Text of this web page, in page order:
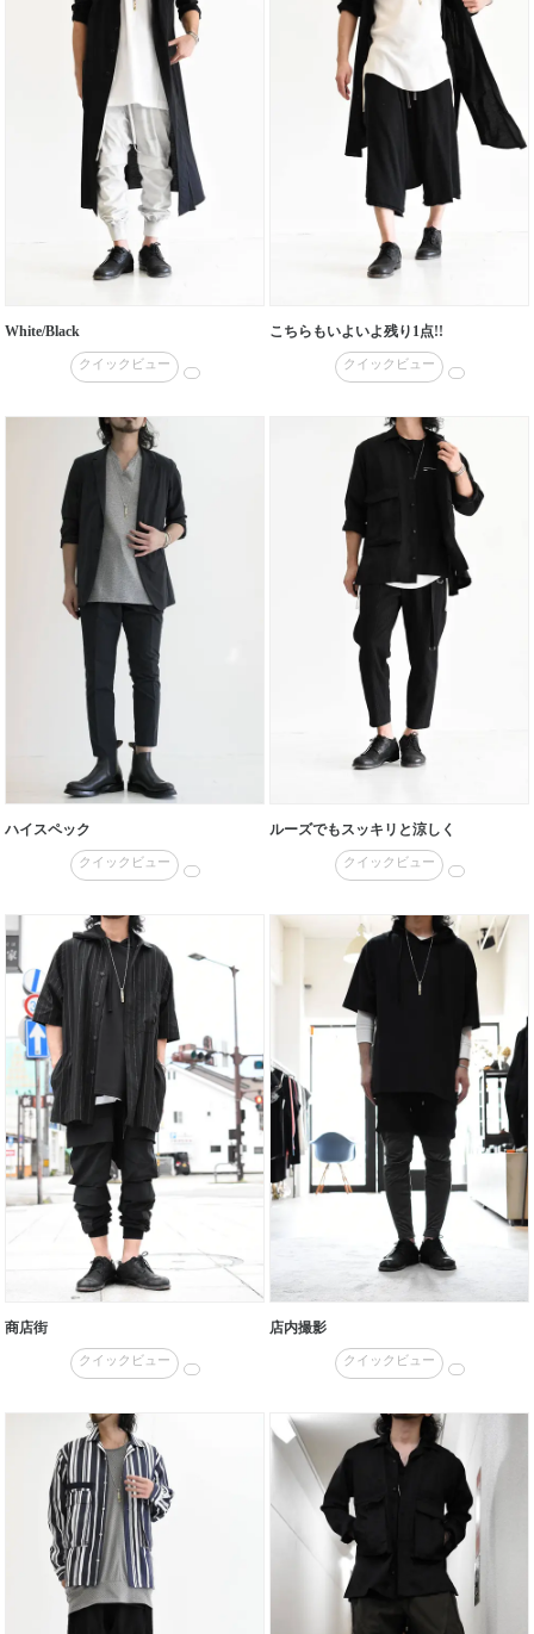
White/Black
クイックビュー
こちらもいよいよ残り1点!!
クイックビュー
ハイスペック
クイックビュー
ルーズでもスッキリと涼しく
クイックビュー
商店街
クイックビュー
店内撮影
クイックビュー